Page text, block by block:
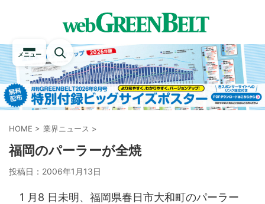
メニュー
HOME > 業界ニュース >
福岡のパーラーが全焼
投稿日： 2006年1月13日
1 月8 日未明、福岡県春日市大和町のパーラー